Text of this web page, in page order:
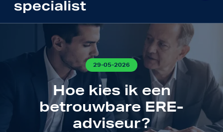
29-05-2026
Hoe kies ik een
betrouwbare ERE-
adviseur?